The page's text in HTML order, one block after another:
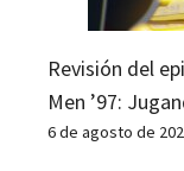
Revisión del
Men ’97:
6 de agosto de